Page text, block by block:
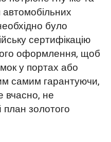
було
сертифікацію
оформлення, щоб
у портах або
самим гарантуючи,
вчасно, не
золотого